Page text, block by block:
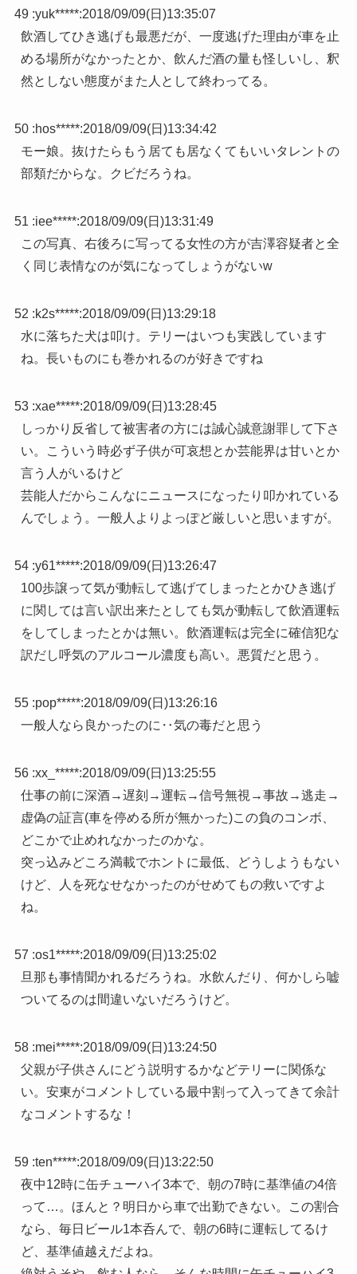
49 :yuk*****:2018/09/09(日)13:35:07
飲酒してひき逃げも最悪だが、一度逃げた理由が車を止
める場所がなかったとか、飲んだ酒の量も怪しいし、釈
然としない態度がまた人として終わってる。
50 :hos*****:2018/09/09(日)13:34:42
モー娘。抜けたらもう居ても居なくてもいいタレントの
部類だからな。クビだろうね。
51 :iee*****:2018/09/09(日)13:31:49
この写真、右後ろに写ってる女性の方が吉澤容疑者と全
く同じ表情なのが気になってしょうがないw
52 :k2s*****:2018/09/09(日)13:29:18
水に落ちた犬は叩け。テリーはいつも実践しています
ね。長いものにも巻かれるのが好きですね
53 :xae*****:2018/09/09(日)13:28:45
しっかり反省して被害者の方には誠心誠意謝罪して下さ
い。こういう時必ず子供が可哀想とか芸能界は甘いとか
言う人がいるけど
芸能人だからこんなにニュースになったり叩かれている
んでしょう。一般人よりよっぽど厳しいと思いますが。
54 :y61*****:2018/09/09(日)13:26:47
100歩譲って気が動転して逃げてしまったとかひき逃げ
に関しては言い訳出来たとしても気が動転して飲酒運転
をしてしまったとかは無い。飲酒運転は完全に確信犯な
訳だし呼気のアルコール濃度も高い。悪質だと思う。
55 :pop*****:2018/09/09(日)13:26:16
一般人なら良かったのに‥気の毒だと思う
56 :xx_*****:2018/09/09(日)13:25:55
仕事の前に深酒→遅刻→運転→信号無視→事故→逃走→
虚偽の証言(車を停める所が無かった)この負のコンボ、
どこかで止めれなかったのかな。
突っ込みどころ満載でホントに最低、どうしようもない
けど、人を死なせなかったのがせめてもの救いですよ
ね。
57 :os1*****:2018/09/09(日)13:25:02
旦那も事情聞かれるだろうね。水飲んだり、何かしら嘘
ついてるのは間違いないだろうけど。
58 :mei*****:2018/09/09(日)13:24:50
父親が子供さんにどう説明するかなどテリーに関係な
い。安東がコメントしている最中割って入ってきて余計
なコメントするな！
59 :ten*****:2018/09/09(日)13:22:50
夜中12時に缶チューハイ3本で、朝の7時に基準値の4倍
って…。ほんと？明日から車で出勤できない。この割合
なら、毎日ビール1本呑んで、朝の6時に運転してるけ
ど、基準値越えだよね。